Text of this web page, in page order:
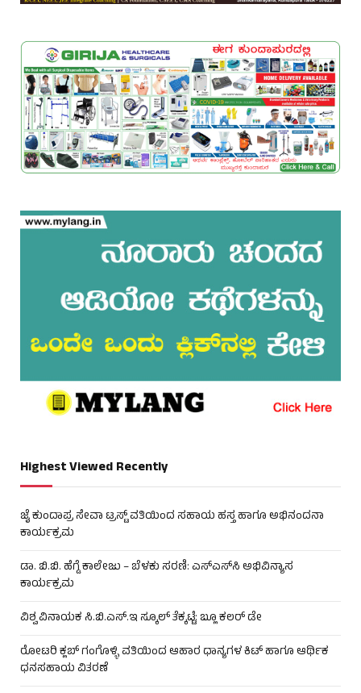
Highest Viewed Recently
ಜೈ ಕುಂದಾಪ್ರ ಸೇವಾ ಟ್ರಸ್ಟ್ ವತಿಯಿಂದ ಸಹಾಯ ಹಸ್ತ ಹಾಗೂ ಅಭಿನಂದನಾ
ಕಾರ್ಯಕ್ರಮ
ಡಾ. ಬಿ.ಬಿ. ಹೆಗ್ಡೆ ಕಾಲೇಜು – ಬೆಳಕು ಸರಣಿ: ಎಸ್‌ಎಸ್‌ಸಿ ಅಭಿವಿನ್ಯಾಸ
ಕಾರ್ಯಕ್ರಮ
ವಿಶ್ವ ವಿನಾಯಕ ಸಿ.ಬಿ.ಎಸ್.ಇ ಸ್ಕೂಲ್ ತೆಕ್ಕಟ್ಟೆ: ಬ್ಲೂ ಕಲರ್ ಡೇ
ರೋಟರಿ ಕ್ಲಬ್ ಗಂಗೊಳ್ಳಿ ವತಿಯಿಂದ ಆಹಾರ ಧಾನ್ಯಗಳ ಕಿಟ್ ಹಾಗೂ ಆರ್ಥಿಕ
ಧನಸಹಾಯ ವಿತರಣೆ